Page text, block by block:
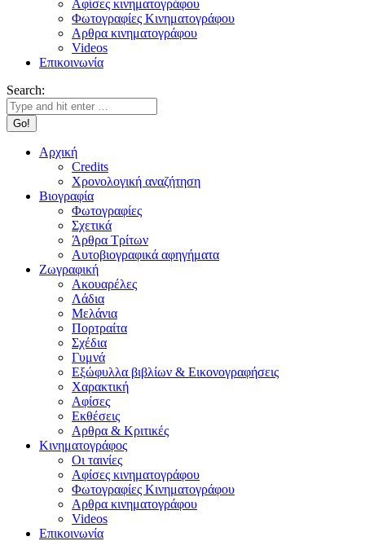
Αφίσες κινηματογράφου
Φωτογραφίες Κινηματογράφου
Αρθρα κινηματογράφου
Videos
Επικοινωνία
Search:
Αρχική
Credits
Χρονολογική αναζήτηση
Βιογραφία
Φωτογραφίες
Σχετικά
Άρθρα Τρίτων
Αυτοβιογραφικά αφηγήματα
Ζωγραφική
Ακουαρέλες
Λάδια
Μελάνια
Πορτραίτα
Σχέδια
Γυμνά
Εξώφυλλα βιβλίων & Εικονογραφήσεις
Χαρακτική
Αφίσες
Εκθέσεις
Αρθρα & Κριτικές
Κινηματογράφος
Οι ταινίες
Αφίσες κινηματογράφου
Φωτογραφίες Κινηματογράφου
Αρθρα κινηματογράφου
Videos
Επικοινωνία